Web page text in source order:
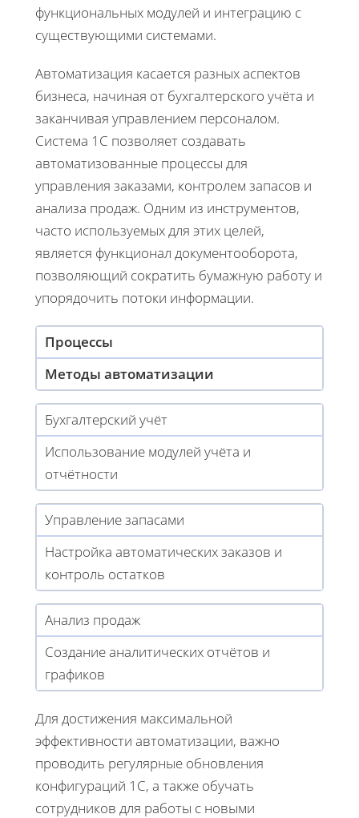
функциональных модулей и интеграцию с
существующими системами.
Автоматизация касается разных аспектов
бизнеса, начиная от бухгалтерского учёта и
заканчивая управлением персоналом.
Система 1С позволяет создавать
автоматизованные процессы для
управления заказами, контролем запасов и
анализа продаж. Одним из инструментов,
часто используемых для этих целей,
является функционал документооборота,
позволяющий сократить бумажную работу и
упорядочить потоки информации.
Процессы
Методы автоматизации
Бухгалтерский учёт
Использование модулей учёта и
отчётности
Управление запасами
Настройка автоматических заказов и
контроль остатков
Анализ продаж
Создание аналитических отчётов и
графиков
Для достижения максимальной
эффективности автоматизации, важно
проводить регулярные обновления
конфигураций 1С, а также обучать
сотрудников для работы с новыми